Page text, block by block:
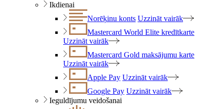
Ikdienai
Norēķinu konts Uzzināt vairāk
Mastercard World Elite kredītkarte
Uzzināt vairāk
Mastercard Gold maksājumu karte
Uzzināt vairāk
Apple Pay Uzzināt vairāk
Google Pay Uzzināt vairāk
Ieguldījumu veidošanai